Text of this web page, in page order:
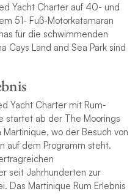
Yacht Charter auf 40- und
51- Fuß-Motorkatamaran
für die schwimmenden
Cays Land and Sea Park sind
Yacht Charter mit Rum-
startet ab der The Moorings
Martinique, wo der Besuch von
auf dem Programm steht.
seit Jahrhunderten zur
Das Martinique Rum Erlebnis